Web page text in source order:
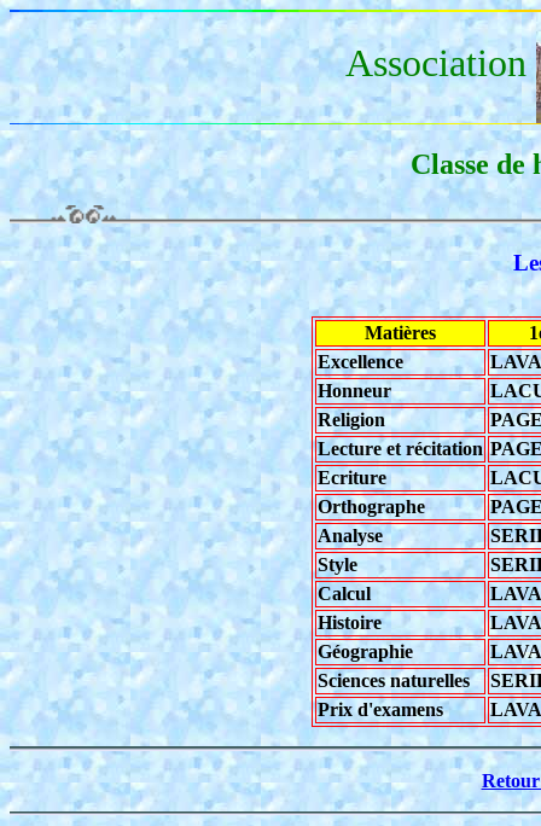
Association
Classe de
Matières
Excellence
Honneur
Religion
Lecture et récitation
Ecriture
Orthographe
Analyse
Style
Calcul
Histoire
Géographie
Sciences naturelles
Prix d'examens
Retour